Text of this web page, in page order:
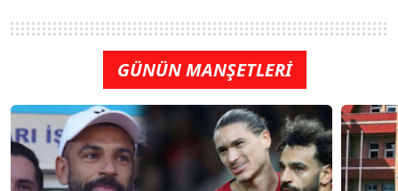
GÜNÜN MANŞETLERİ